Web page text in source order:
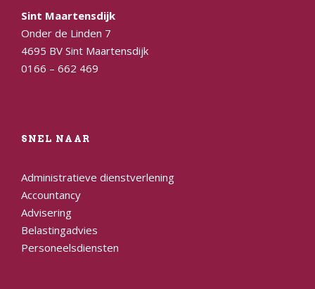
Sint Maartensdijk
Onder de Linden 7
4695 BV Sint Maartensdijk
0166 – 662 469
SNEL NAAR
Administratieve dienstverlening
Accountancy
Advisering
Belastingadvies
Personeelsdiensten